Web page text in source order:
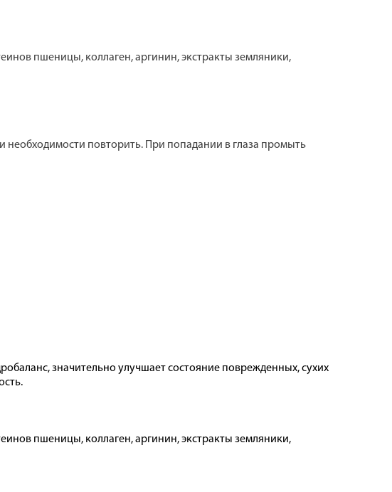
пшеницы, коллаген, аргинин, экстракты земляники,
повторить. При попадании в глаза промыть
значительно улучшает состояние поврежденных, сухих
пшеницы, коллаген, аргинин, экстракты земляники,